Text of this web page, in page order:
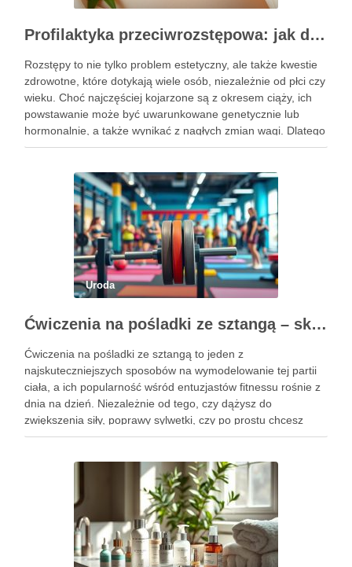
Profilaktyka przeciwrozstępowa: jak dbać o skórę skutecznie?
Rozstępy to nie tylko problem estetyczny, ale także kwestie
zdrowotne, które dotykają wiele osób, niezależnie od płci czy
wieku. Choć najczęściej kojarzone są z okresem ciąży, ich
powstawanie może być uwarunkowane genetycznie lub
hormonalnie, a także wynikać z nagłych zmian wagi. Dlatego
kluczowe jest, aby już od najmłodszych lat zadbać …
Uroda
Ćwiczenia na pośladki ze sztangą – skuteczne metody i techniki treningowe
Ćwiczenia na pośladki ze sztangą to jeden z
najskuteczniejszych sposobów na wymodelowanie tej partii
ciała, a ich popularność wśród entuzjastów fitnessu rośnie z
dnia na dzień. Niezależnie od tego, czy dążysz do
zwiększenia siły, poprawy sylwetki, czy po prostu chcesz
poczuć się lepiej w swoim ciele, odpowiednio dobrane